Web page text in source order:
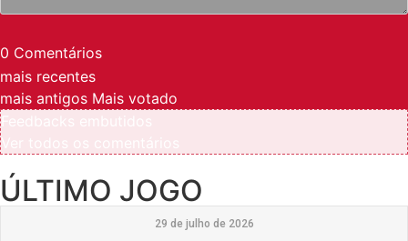
0 Comentários
mais recentes
mais antigos Mais votado
ÚLTIMO JOGO
29 de julho de 2026